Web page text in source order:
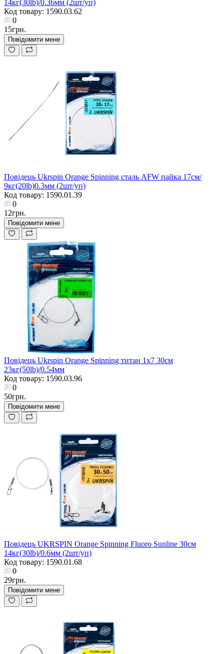
14кг(30lb)/0.36мм (2шт/уп)
Код товару: 1590.03.62
0
15грн.
Повідомити мене
Повідець Ukrspin Orange Spinning сталь AFW пайка 17см/
9кг(20lb)0.3мм (2шт/уп)
Код товару: 1590.01.39
0
12грн.
Повідомити мене
Повідець Ukrspin Orange Spinning титан 1x7 30см
23кг(50lb)/0.54мм
Код товару: 1590.03.96
0
50грн.
Повідомити мене
Повідець UKRSPIN Orange Spinning Fluoro Sunline 30см
14кг(30lb)/0.6мм (2шт/уп)
Код товару: 1590.01.68
0
29грн.
Повідомити мене